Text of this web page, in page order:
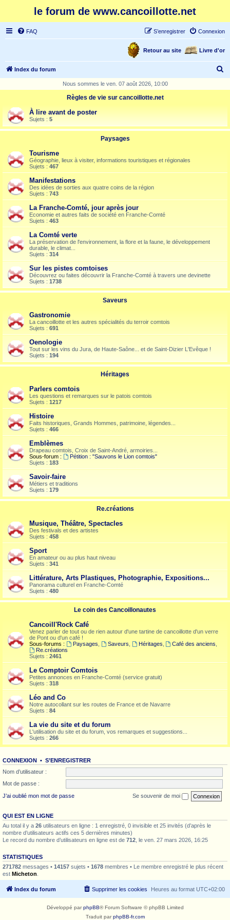
le forum de www.cancoillotte.net
FAQ Connexion
S’enregistrer
Livre d'or
Retour au site
Index du forum
r
Nous sommes le ven. 07 août 2026, 10:00
Règles de vie sur cancoillotte.net
À lire avant de poster
Sujets : 5
Paysages
Tourisme
Géographie, lieux à visiter, informations touristiques et régionales
Sujets : 467
Manifestations
Des idées de sorties aux quatre coins de la région
Sujets : 743
La Franche-Comté, jour après jour
Economie et autres faits de société en Franche-Comté
Sujets : 463
La Comté verte
La préservation de l'environnement, la flore et la faune, le développement
durable, le climat...
Sujets : 314
Sur les pistes comtoises
Découvrez ou faites découvrir la Franche-Comté à travers une devinette
Sujets : 1738
Saveurs
Gastronomie
La cancoillotte et les autres spécialités du terroir comtois
Sujets : 691
Oenologie
Tout sur les vins du Jura, de Haute-Saône... et de Saint-Dizier L'Evêque !
Sujets : 194
Héritages
Parlers comtois
Les questions et remarques sur le patois comtois
Sujets : 1217
Histoire
Faits historiques, Grands Hommes, patrimoine, légendes...
Sujets : 466
Emblèmes
Drapeau comtois, Croix de Saint-André, armoiries...
Sous-forum :
Pétition : "Sauvons le Lion comtois"
Sujets : 183
Savoir-faire
Métiers et traditions
Sujets : 179
Re.créations
Musique, Théâtre, Spectacles
Des festivals et des artistes
Sujets : 458
Sport
En amateur ou au plus haut niveau
Sujets : 341
Littérature, Arts Plastiques, Photographie, Expositions...
Panorama culturel en Franche-Comté
Sujets : 480
Le coin des Cancoillonautes
Cancoill'Rock Café
Venez parler de tout ou de rien autour d'une tartine de cancoillotte d'un verre
de Pont ou d'un café !
Sous-forums :
Paysages Saveurs Héritages Café des anciens
Re.créations
Sujets : 2461
Le Comptoir Comtois
Petites annonces en Franche-Comté (service gratuit)
Sujets : 318
Léo and Co
Notre autocollant sur les routes de France et de Navarre
Sujets : 84
La vie du site et du forum
L'utilisation du site et du forum, vos remarques et suggestions...
Sujets : 266
CONNEXION • S’ENREGISTRER
Nom d’utilisateur :
Mot de passe :
J’ai oublié mon mot de passe
Se souvenir de moi
QUI EST EN LIGNE
Au total il y a 26 utilisateurs en ligne : 1 enregistré, 0 invisible et 25 invités (d’après le
nombre d’utilisateurs actifs ces 5 dernières minutes)
Le record du nombre d’utilisateurs en ligne est de 712 , le ven. 27 mars 2026, 16:25
STATISTIQUES
271782 messages • 14157 sujets • 1678 membres • Le membre enregistré le plus récent
est Micheton
Index du forum Heures au format UTC+02:00
Supprimer les cookies
Développé parphpBB® Forum Software © phpBB Limited
Traduit parphpBB-fr.com